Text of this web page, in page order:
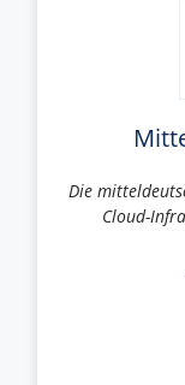
Die
Cloud-